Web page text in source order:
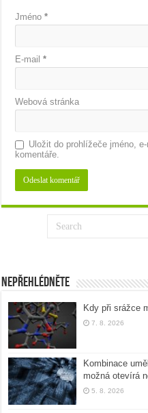
Jméno*
E-mail*
Webová stránka
Uložit do prohlížeče jméno,
komentáře.
Nepřehlédněte
Kdy při srážce
7. 8. 2026
Kombinace
možná otevírá
5. 8. 2026